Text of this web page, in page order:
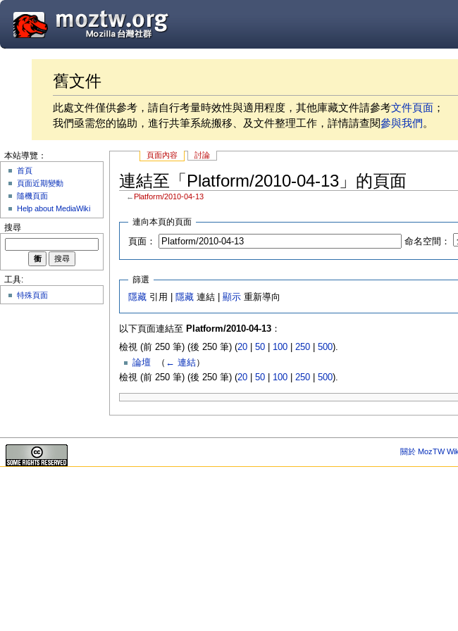
舊文件
此處文件僅供參考，請自行考量時效性與適用程度，其他庫藏文件請參考文件頁面 ；
我們亟需您的協助，進行共筆系統搬移、及文件整理工作，詳情請查閱參與我們。
頁面內容 討論
連結至「Platform/2010-04-13」的頁面
← Platform/2010-04-13
連向本頁的頁面
頁面： 命名空間：
篩選
隱藏 引用 | 隱藏 連結 |顯示 重新導向
以下頁面連結至 Platform/2010-04-13：
檢視 (前 250 筆) (後 250 筆) (20| 50| 100| 250| 500).
論壇
（ ← 連結）
檢視 (前 250 筆) (後 250 筆) (20| 50| 100| 250| 500).
本站導覽：
首頁
頁面近期變動
隨機頁面
Help about MediaWiki
搜尋
工具:
特殊頁面
關於 MozTW